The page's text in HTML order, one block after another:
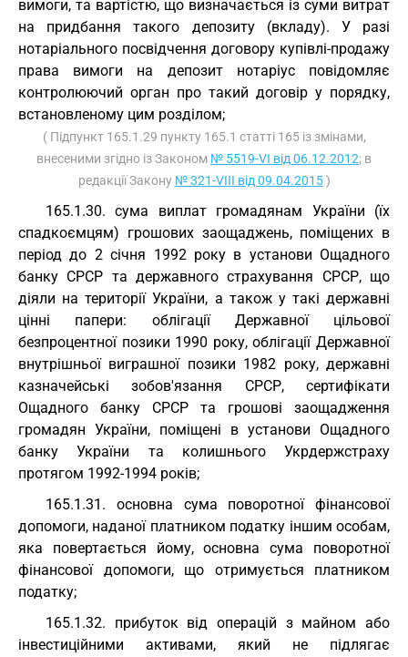
вимоги, та вартістю, що визначається із суми витрат
на придбання такого депозиту (вкладу). У разі
нотаріального посвідчення договору купівлі-продажу
права вимоги на депозит нотаріус повідомляє
контролюючий орган про такий договір у порядку,
встановленому цим розділом;
( Підпункт 165.1.29 пункту 165.1 статті 165 із змінами,
внесеними згідно із Законом № 5519-VI від 06.12.2012; в
редакції Закону № 321-VIII від 09.04.2015)
165.1.30. сума виплат громадянам України (їх
спадкоємцям) грошових заощаджень, поміщених в
період до 2 січня 1992 року в установи Ощадного
банку СРСР та державного страхування СРСР, що
діяли на території України, а також у такі державні
цінні папери: облігації Державної цільової
безпроцентної позики 1990 року, облігації Державної
внутрішньої виграшної позики 1982 року, державні
казначейські зобов'язання СРСР, сертифікати
Ощадного банку СРСР та грошові заощадження
громадян України, поміщені в установи Ощадного
банку України та колишнього Укрдержстраху
протягом 1992-1994 років;
165.1.31. основна сума поворотної фінансової
допомоги, наданої платником податку іншим особам,
яка повертається йому, основна сума поворотної
фінансової допомоги, що отримується платником
податку;
165.1.32. прибуток від операцій з майном або
інвестиційними активами, який не підлягає